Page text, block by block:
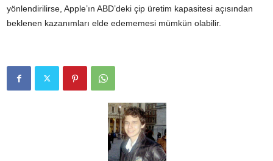
yönlendirilirse, Apple’ın ABD’deki çip üretim kapasitesi açısından
beklenen kazanımları elde edememesi mümkün olabilir.